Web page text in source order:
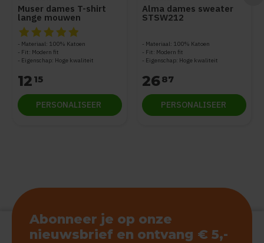
Muser dames T-shirt
lange mouwen
STTW219
De beoordeling van dit product is
Materiaal: 100% Katoen
Fit: Modern fit
Eigenschap: Hoge kwaliteit
12 15
PERSONALISEER
Alma dames sweater
STSW212
Materiaal: 100% Katoen
Fit: Modern fit
Eigenschap: Hoge kwaliteit
2687
PERSONALISEER
Abonneer je op onze
nieuwsbrief en ontvang € 5,-